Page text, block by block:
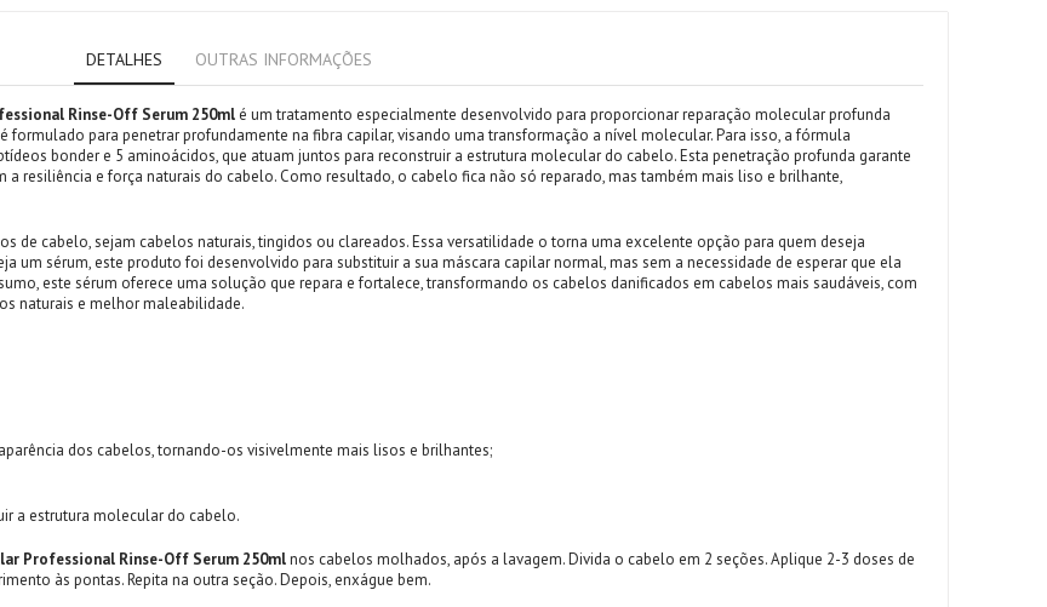
DETALHES OUTRAS INFORMAÇÕES
Rinse-Off Serum 250ml é um tratamento especialmente desenvolvido para proporcionar reparação molecular profunda
para penetrar profundamente na fibra capilar, visando uma transformação a nível molecular. Para isso, a fórmula
bonder e 5 aminoácidos, que atuam juntos para reconstruir a estrutura molecular do cabelo. Esta penetração profunda garante
resiliência e força naturais do cabelo. Como resultado, o cabelo fica não só reparado, mas também mais liso e brilhante,
de cabelo, sejam cabelos naturais, tingidos ou clareados. Essa versatilidade o torna uma excelente opção para quem deseja
um sérum, este produto foi desenvolvido para substituir a sua máscara capilar normal, mas sem a necessidade de esperar que ela
este sérum oferece uma solução que repara e fortalece, transformando os cabelos danificados em cabelos mais saudáveis, com
naturais e melhor maleabilidade.
dos cabelos, tornando-os visivelmente mais lisos e brilhantes;
a estrutura molecular do cabelo.
Professional Rinse-Off Serum 250mlnos cabelos molhados, após a lavagem. Divida o cabelo em 2 seções. Aplique 2-3 doses de
às pontas. Repita na outra seção. Depois, enxágue bem.